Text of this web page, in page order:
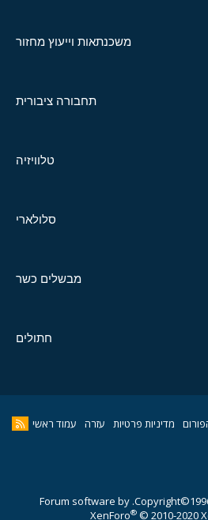
משכנתאות וייעוץ מחזור
תחבורה ציבורית
טלוויזיה
סלולארי
מבשלים כשר
חתולים
מדיניות פרטיות עזרה עמוד ראשי
Forum software by
XenForo® © 2010-2020